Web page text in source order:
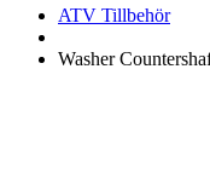
ATV Tillbehör
Washer